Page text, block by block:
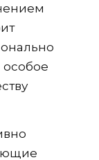
особое